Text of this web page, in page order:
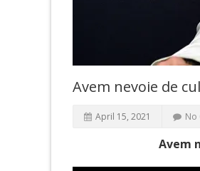
Avem nevoie de
April 15, 2021 No
Avem